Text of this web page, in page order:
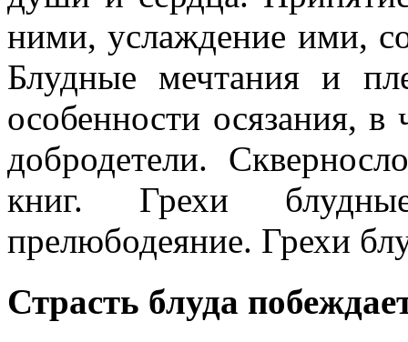
ними, услаждение ими,
Блудные мечтания и
особенности осязания,
добродетели.
книг. Грехи
прелюбодеяние. Грехи
Страсть блуда